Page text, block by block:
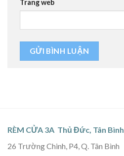
Trang web
RÈM CỬA 3A Thủ Đức, Tân Bình
26 Trường Chinh, P4, Q. Tân Bình